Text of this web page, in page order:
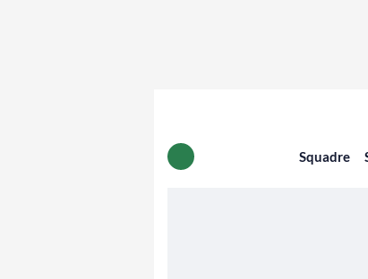
Squadre